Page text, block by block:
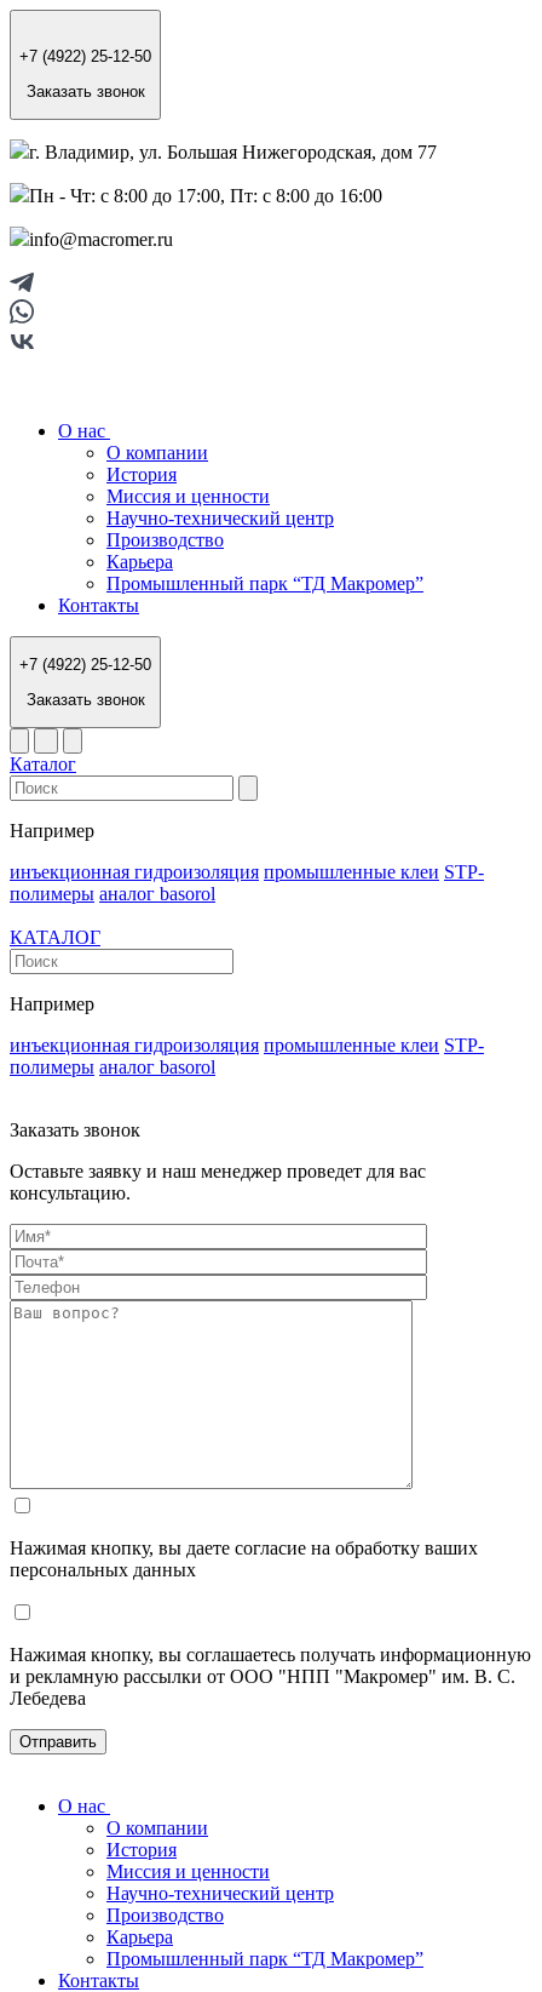
+7 (4922) 25-12-50
Заказать звонок
г. Владимир, ул. Большая Нижегородская, дом 77
Пн - Чт: с 8:00 до 17:00, Пт: с 8:00 до 16:00
info@macromer.ru
О нас
О компании
История
Миссия и ценности
Научно-технический центр
Производство
Карьера
Промышленный парк “ТД Макромер”
Контакты
+7 (4922) 25-12-50
Заказать звонок
Каталог
Например
инъекционная гидроизоляция промышленные клеи STP-
полимеры аналог basorol
КАТАЛОГ
Например
инъекционная гидроизоляция промышленные клеи STP-
полимеры аналог basorol
Заказать звонок
Оставьте заявку и наш менеджер проведет для вас
консультацию.
Нажимая кнопку, вы даете согласие на обработку ваших
персональных данных
Нажимая кнопку, вы соглашаетесь получать информационную
и рекламную рассылки от ООО "НПП "Макромер" им. В. С.
Лебедева
О нас
О компании
История
Миссия и ценности
Научно-технический центр
Производство
Карьера
Промышленный парк “ТД Макромер”
Контакты